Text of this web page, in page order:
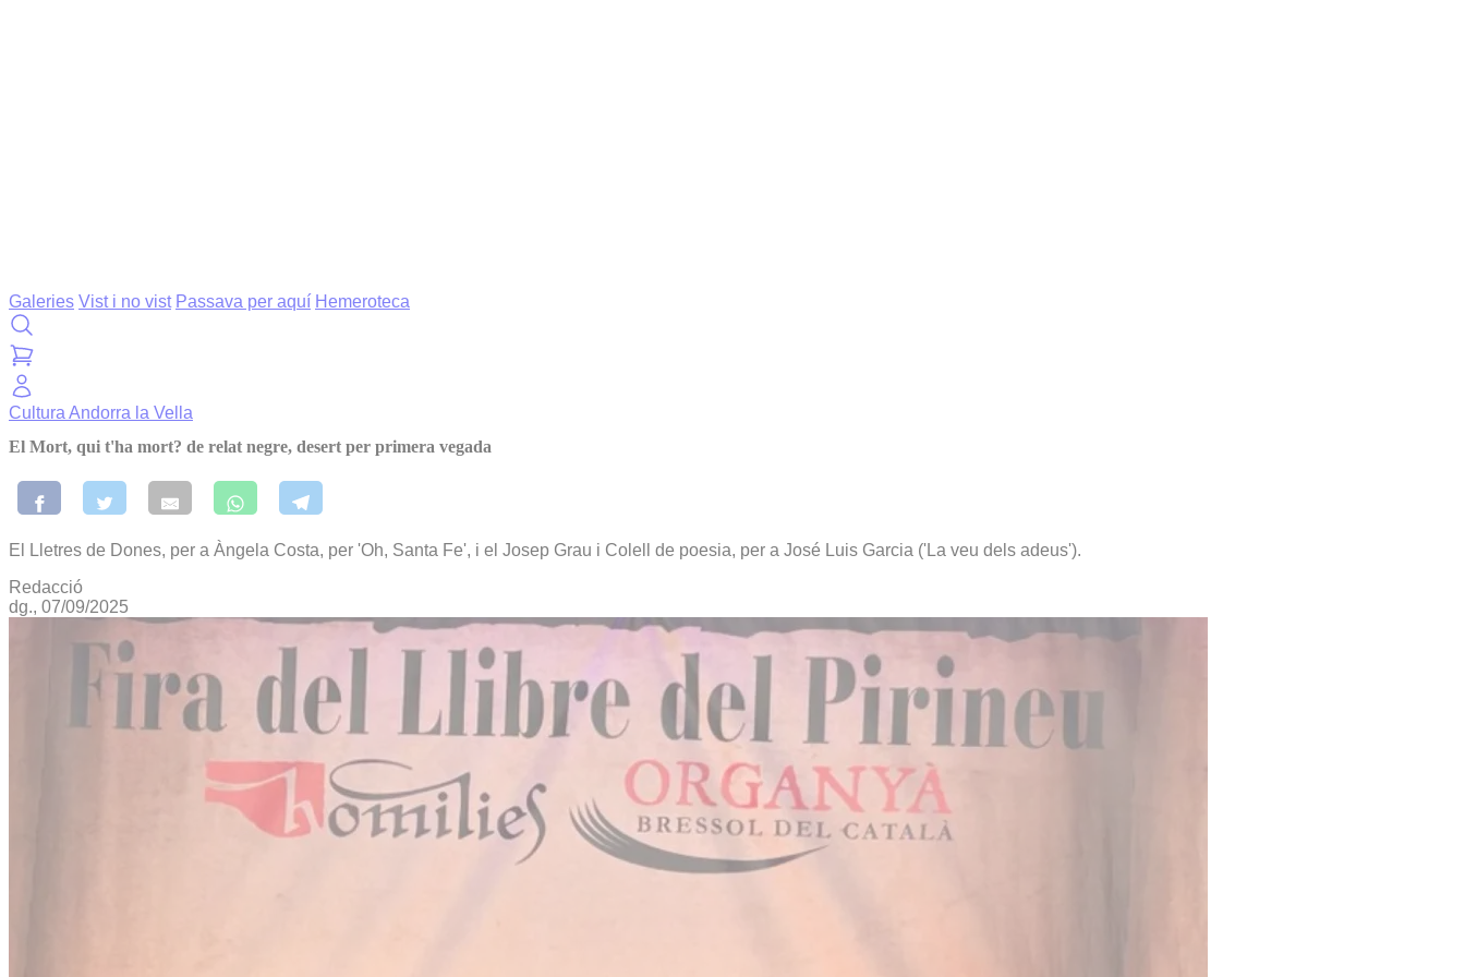
Galeries Vist i no vist Passava per aquí Hemeroteca
Cultura Andorra la Vella
El Mort, qui t'ha mort? de relat negre, desert per primera vegada
El Lletres de Dones, per a Àngela Costa, per 'Oh, Santa Fe', i el Josep Grau i Colell de poesia, per a José Luis Garcia ('La veu dels adeus').
Redacció
dg., 07/09/2025